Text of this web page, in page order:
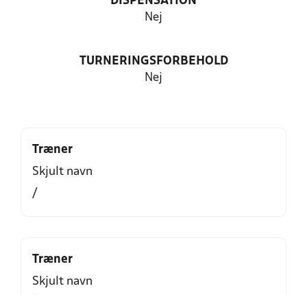
Nej
TURNERINGSFORBEHOLD
Nej
Træner
Skjult navn
/
Træner
Skjult navn